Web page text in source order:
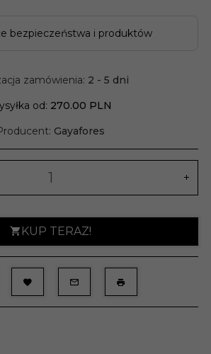
bezpieczeństwa i produktów
zamówienia: 2 - 5 dni
od: 270.00 PLN
Gayafores
KUP TERAZ!